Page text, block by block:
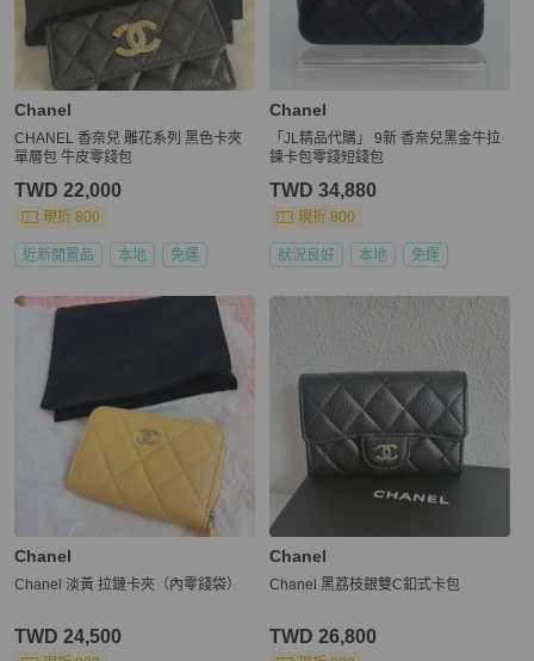
Chanel
CHANEL 香奈兒 雕花系列 黑色卡夾
單層包 牛皮零錢包
TWD 22,000
現折 800
近新閒置品 本地 免運
Chanel
「JL精品代購」 9新 香奈兒黑金牛拉
鍊卡包零錢短錢包
TWD 34,880
現折 800
狀況良好 本地 免運
Chanel
Chanel 淡黃 拉鏈卡夾（內零錢袋）
TWD 24,500
Chanel
Chanel 黑荔枝銀雙C釦式卡包
TWD 26,800